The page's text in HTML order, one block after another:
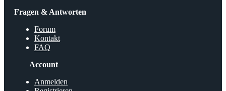
Fragen & Antworten
Forum
Kontakt
FAQ
Account
Anmelden